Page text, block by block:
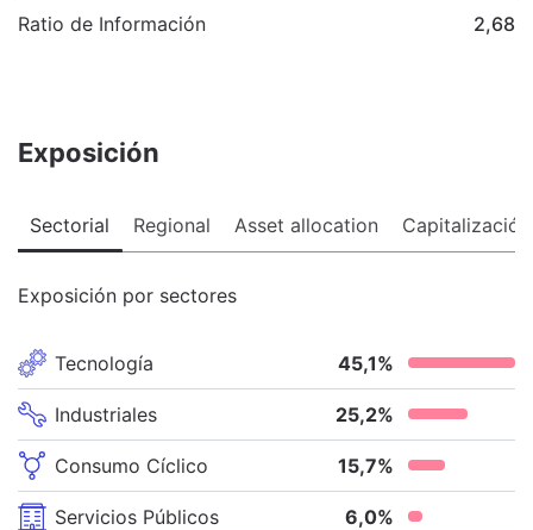
Ratio de Información 2,68
Exposición
Sectorial Regional Asset allocation Capitalización
Exposición por sectores
Tecnología 45,1%
Industriales 25,2%
Consumo Cíclico 15,7%
Servicios Públicos 6,0%